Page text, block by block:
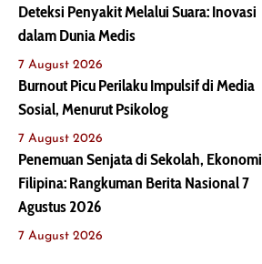
Deteksi Penyakit Melalui Suara: Inovasi
dalam Dunia Medis
7 August 2026
Burnout Picu Perilaku Impulsif di Media
Sosial, Menurut Psikolog
7 August 2026
Penemuan Senjata di Sekolah, Ekonomi
Filipina: Rangkuman Berita Nasional 7
Agustus 2026
7 August 2026